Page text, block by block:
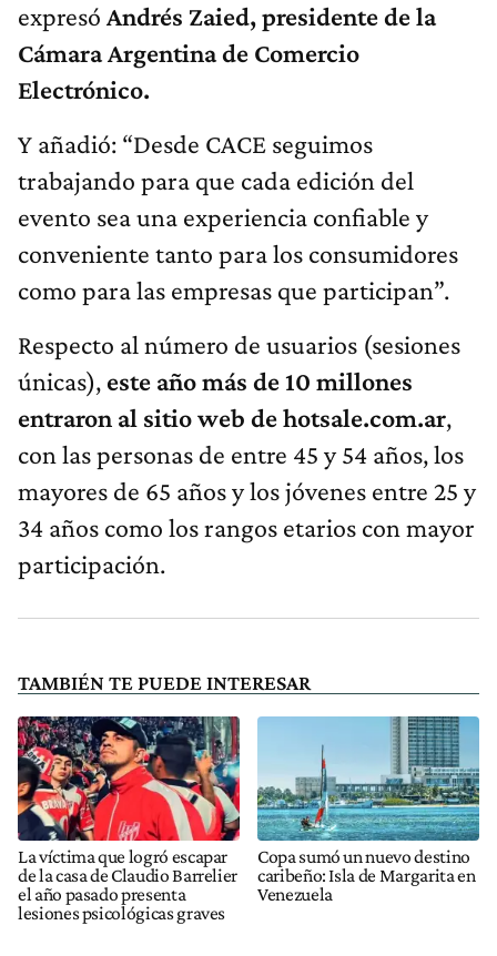
expresó Andrés Zaied, presidente de la
Cámara Argentina de Comercio
Electrónico.
Y añadió: “Desde CACE seguimos
trabajando para que cada edición del
evento sea una experiencia confiable y
conveniente tanto para los consumidores
como para las empresas que participan”.
Respecto al número de usuarios (sesiones
únicas), este año más de 10 millones
entraron al sitio web de hotsale.com.ar,
con las personas de entre 45 y 54 años, los
mayores de 65 años y los jóvenes entre 25 y
34 años como los rangos etarios con mayor
participación.
TAMBIÉN TE PUEDE INTERESAR
La víctima que logró escapar
de la casa de Claudio Barrelier
el año pasado presenta
lesiones psicológicas graves
Copa sumó un nuevo destino
caribeño: Isla de Margarita en
Venezuela